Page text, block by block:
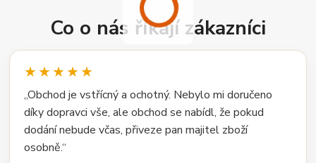
Co o nás říkají zákazníci
★★★★★
„Obchod je vstřícný a ochotný. Nebylo mi doručeno
díky dopravci vše, ale obchod se nabídl, že pokud
dodání nebude včas, přiveze pan majitel zboží
osobně.“